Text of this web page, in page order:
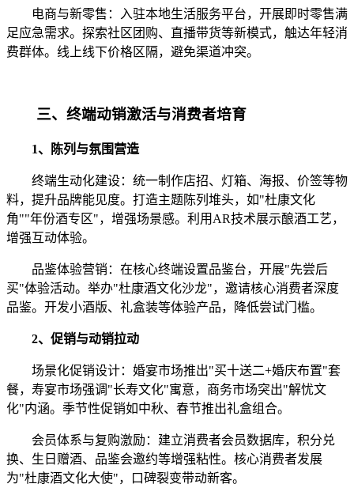
电商与新零售：入驻本地生活服务平台，开展即时零售满
足应急需求。探索社区团购、直播带货等新模式，触达年轻消
费群体。线上线下价格区隔，避免渠道冲突。
三、终端动销激活与消费者培育
1、陈列与氛围营造
终端生动化建设：统一制作店招、灯箱、海报、价签等物
料，提升品牌能见度。打造主题陈列堆头，如"杜康文化
角""年份酒专区"，增强场景感。利用AR技术展示酿酒工艺，
增强互动体验。
品鉴体验营销：在核心终端设置品鉴台，开展"先尝后
买"体验活动。举办"杜康酒文化沙龙"，邀请核心消费者深度
品鉴。开发小酒版、礼盒装等体验产品，降低尝试门槛。
2、促销与动销拉动
场景化促销设计：婚宴市场推出"买十送二+婚庆布置"套
餐，寿宴市场强调"长寿文化"寓意，商务市场突出"解忧文
化"内涵。季节性促销如中秋、春节推出礼盒组合。
会员体系与复购激励：建立消费者会员数据库，积分兑
换、生日赠酒、品鉴会邀约等增强粘性。核心消费者发展
为"杜康酒文化大使"，口碑裂变带动新客。